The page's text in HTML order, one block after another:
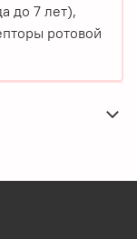
до 7 лет),
ротовой